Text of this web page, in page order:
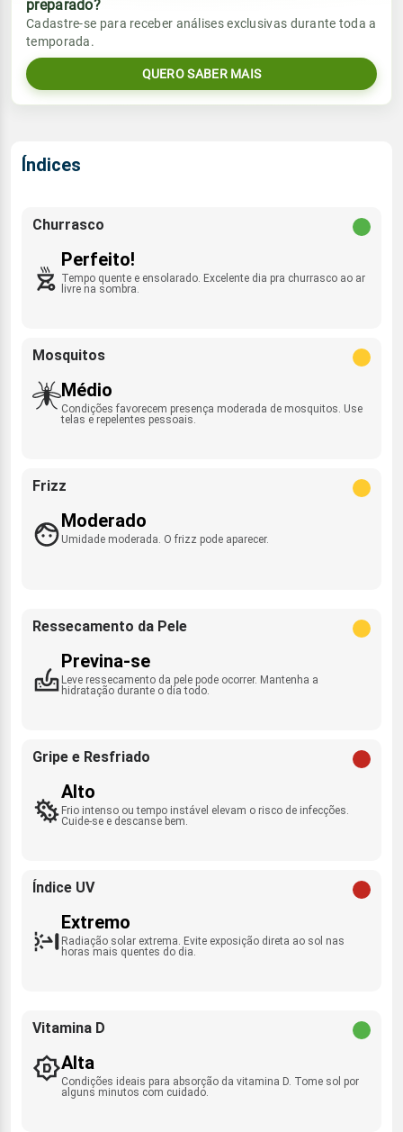
Umidade do ar
19%53%
Rajada de vento
Sol
06:21h às 17:49h
Lua
Chuva
0.0mm
Umidade do ar
Vento
E - 12km/h
Rajada de vento
Sol
preparado?
Cadastre-se para receber análises exclusivas durante toda a
temporada.
QUERO SABER MAIS
Índices
Churrasco
Perfeito!
Tempo quente e ensolarado. Excelente dia pra churrasco ao ar
livre na sombra.
Mosquitos
Médio
Condições favorecem presença moderada de mosquitos. Use
telas e repelentes pessoais.
Frizz
Moderado
Umidade moderada. O frizz pode aparecer.
Ressecamento da Pele
Previna-se
Leve ressecamento da pele pode ocorrer. Mantenha a
hidratação durante o dia todo.
Gripe e Resfriado
Alto
Frio intenso ou tempo instável elevam o risco de infecções.
Cuide-se e descanse bem.
Índice UV
Extremo
Radiação solar extrema. Evite exposição direta ao sol nas
horas mais quentes do dia.
Vitamina D
Alta
Condições ideais para absorção da vitamina D. Tome sol por
alguns minutos com cuidado.